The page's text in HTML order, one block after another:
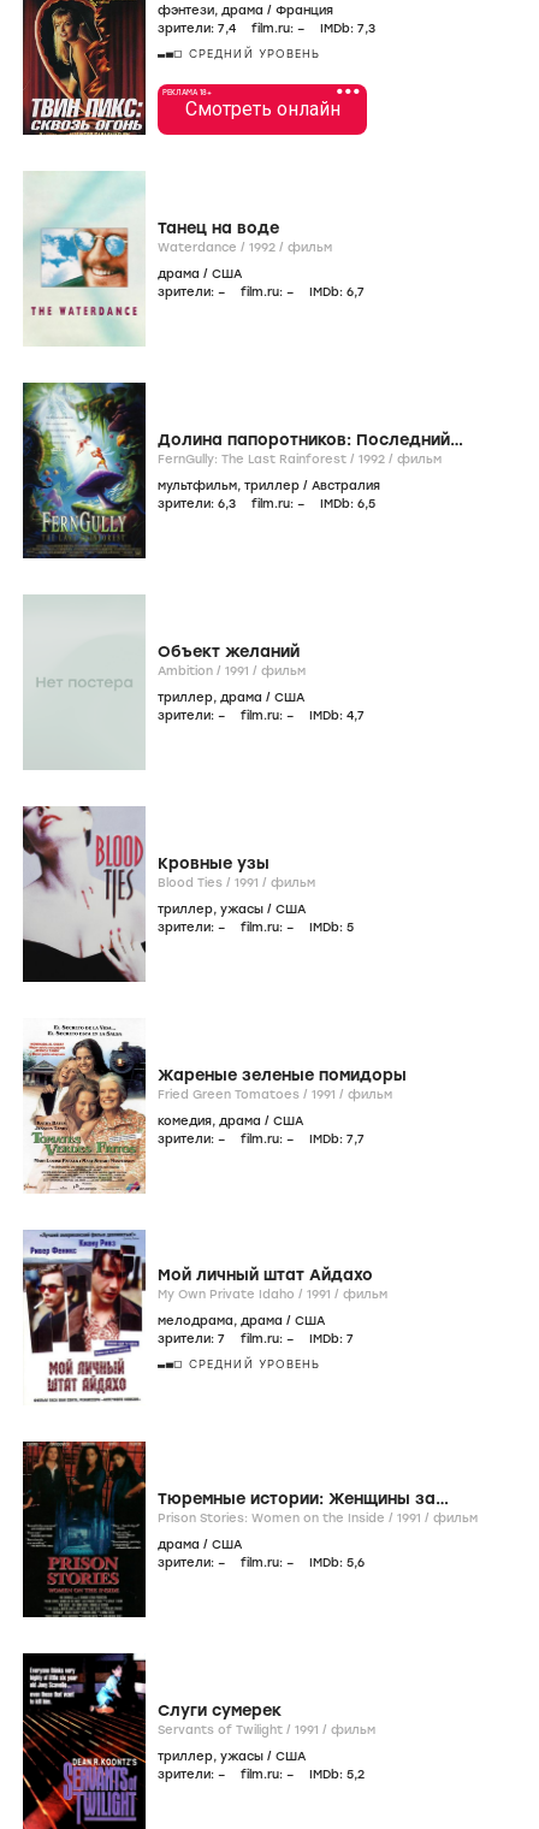
фэнтези, драма / Франция
зрители: 7,4 film.ru: – IMDb: 7,3
СРЕДНИЙ УРОВЕНЬ
•••
РЕКЛАМА 18+
Смотреть онлайн
Танец на воде
Waterdance / 1992 / фильм
драма / США
зрители: – film.ru: – IMDb: 6,7
Долина папоротников: Последний
тропический лес
FernGully: The Last Rainforest / 1992 / фильм
мультфильм, триллер / Австралия
зрители: 6,3 film.ru: – IMDb: 6,5
Объект желаний
Ambition / 1991 / фильм
триллер, драма / США
зрители: – film.ru: – IMDb: 4,7
Кровные узы
Blood Ties / 1991 / фильм
триллер, ужасы / США
зрители: – film.ru: – IMDb: 5
Жареные зеленые помидоры
Fried Green Tomatoes / 1991 / фильм
комедия, драма / США
зрители: – film.ru: – IMDb: 7,7
Мой личный штат Айдахо
My Own Private Idaho / 1991 / фильм
мелодрама, драма / США
зрители: 7 film.ru: – IMDb: 7
СРЕДНИЙ УРОВЕНЬ
Тюремные истории: Женщины за
решеткой
Prison Stories: Women on the Inside / 1991 / фильм
драма / США
зрители: – film.ru: – IMDb: 5,6
Слуги сумерек
Servants of Twilight / 1991 / фильм
триллер, ужасы / США
зрители: – film.ru: – IMDb: 5,2